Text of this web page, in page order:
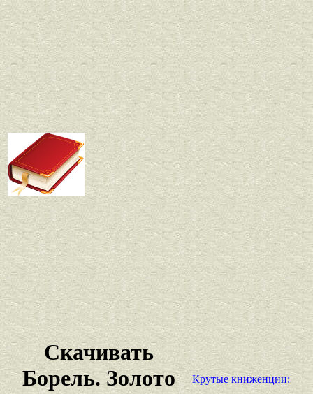
Скачивать
Борель. Золото
Крутые книженции: